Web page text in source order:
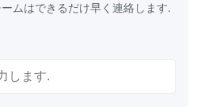
ムはできるだけ早く連絡します.